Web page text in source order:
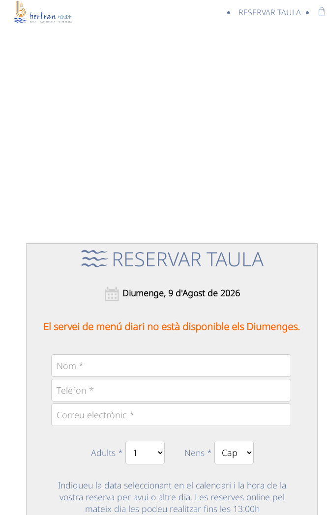
RESERVAR TAULA
RESERVAR TAULA
Diumenge, 9 d'Agost de 2026
El servei de menú diari no està disponible els Diumenges.
Adults * Nens *
Indiqueu la data seleccionant en el calendari i la hora de la
vostra reserva per avui o altre dia. Les reserves online pel
mateix dia les podeu realitzar fins les 13:00h